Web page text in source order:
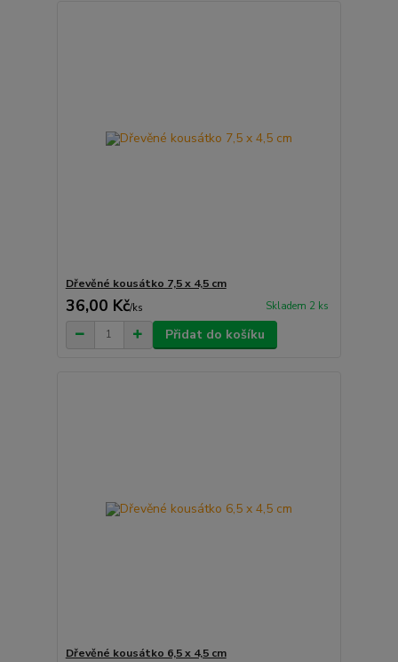
Dřevěné kousátko 7,5 x 4,5 cm
36,00 Kč/ks Skladem 2 ks
Přidat do košíku
Dřevěné kousátko 6,5 x 4,5 cm